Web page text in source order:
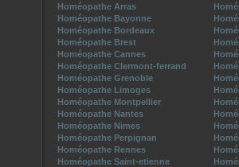
Homéopathe Arras
Homéopathe Bayonne
Homéopathe Bordeaux
Homéopathe Brest
Homéopathe Cannes
Homéopathe Clermont-ferrand
Homéopathe Grenoble
Homéopathe Limoges
Homéopathe Montpellier
Homéopathe Nantes
Homéopathe Nimes
Homéopathe Perpignan
Homéopathe Rennes
Homéopathe Saint-etienne